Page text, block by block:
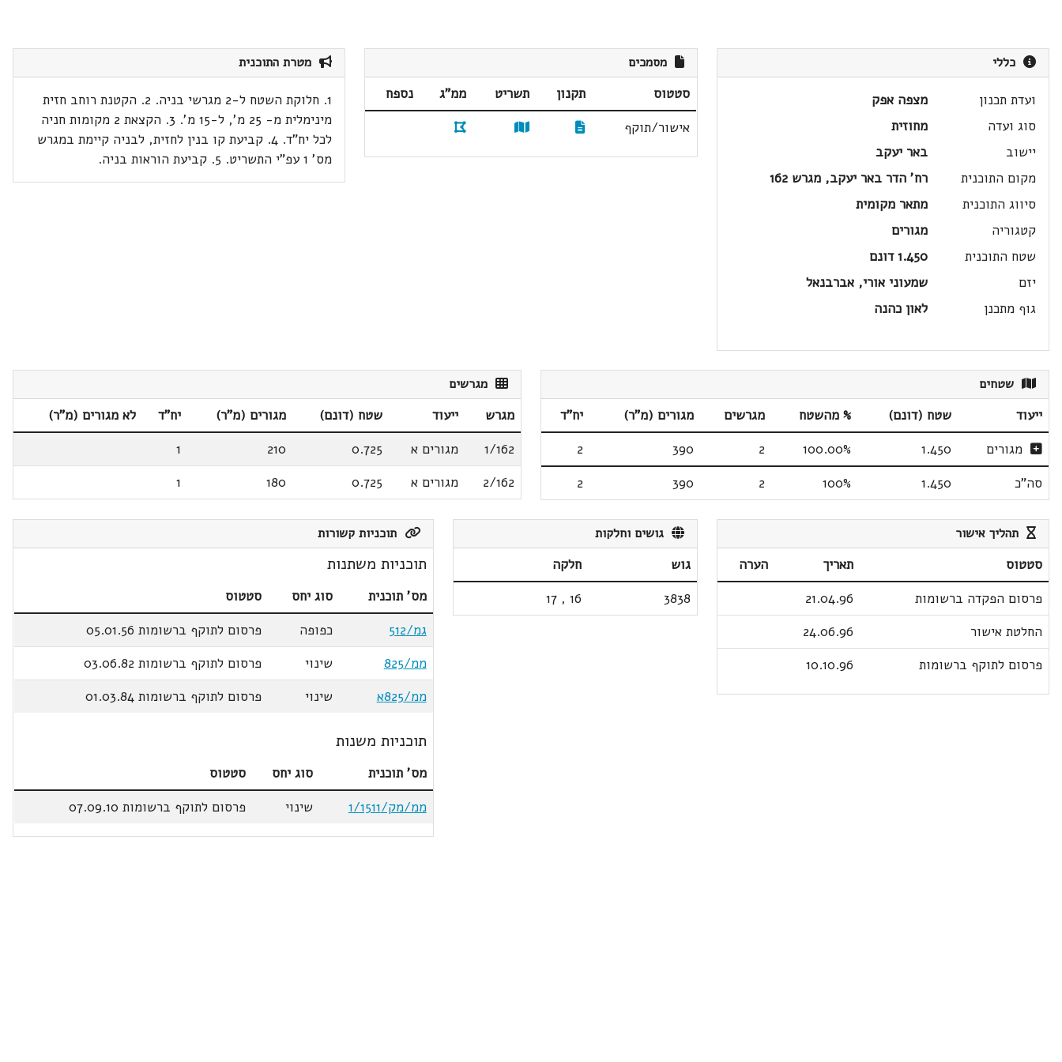
כללי
ועדת תכנון
מצפה אפק
סוג ועדה
מחוזית
יישוב
באר יעקב
מקום התוכנית
רח' הדר באר יעקב, מגרש 162
סיווג התוכנית
מתאר מקומית
קטגוריה
מגורים
שטח התוכנית
1.450 דונם
יזם
שמעוני אורי, אברבנאל
גוף מתכנן
לאון כהנה
מסמכים
סטטוס תקנון תשריט ממ"ג
נספח
אישור/תוקף
מטרת התוכנית
1. חלוקת השטח ל-2 מגרשי בניה. 2. הקטנת רוחב חזית
מינימלית מ- 25 מ', ל-15 מ'. 3. הקצאת 2 מקומות חניה
לכל יח"ד. 4. קביעת קו בנין לחזית, לבניה קיימת במגרש
מס' 1 עפ"י התשריט. 5. קביעת הוראות בניה.
שטחים
ייעוד שטח (דונם) % מהשטח מגרשים מגורים (מ"ר)
יח"ד
מגורים
1.450
100.00%
2
390
2
סה"כ
1.450
100%
2
390
2
מגרשים
מגרש ייעוד שטח (דונם) מגורים (מ"ר) יח"ד
לא מגורים (מ"ר)
1/162
מגורים א 0.725
210
1
2/162
מגורים א 0.725
180
1
תהליך אישור
סטטוס תאריך
הערה
פרסום הפקדה ברשומות
21.04.96
החלטת אישור
24.06.96
פרסום לתוקף ברשומות
10.10.96
גושים וחלקות
גוש
חלקה
3838
16
,
17
תוכניות קשורות
תוכניות משתנות
מס' תוכנית סוג יחס
סטטוס
גמ/512
כפופה
פרסום לתוקף ברשומות 05.01.56
ממ/825
שינוי
פרסום לתוקף ברשומות 03.06.82
ממ/825א
שינוי פרסום לתוקף ברשומות 01.03.84
תוכניות משנות
מס' תוכנית סוג יחס
סטטוס
ממ/מק/1/1511
שינוי פרסום לתוקף ברשומות 07.09.10